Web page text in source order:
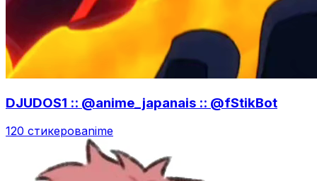
DJUDOS1 :: @anime_japanais :: @fStikBot
120 стикеровanime